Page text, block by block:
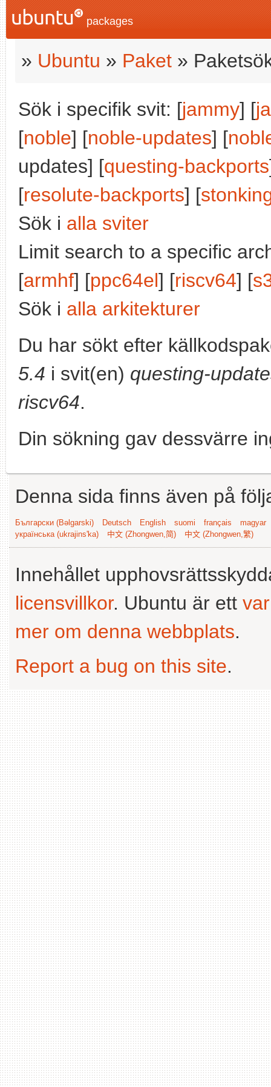
packages
» Ubuntu » Paket »
Sök i specifik svit: [jammy] [
[noble] [noble-updates] [
updates] [questing-backports
[resolute-backports] [
Sök i alla sviter
Limit search to a specific
[armhf] [ppc64el] [riscv64] [
Sök i alla arkitekturer
Du har sökt efter
5.4 i svit(en) questing-
riscv64.
Din sökning gav dessvärre
Denna sida finns även på
Български (Bəlgarski) Deutsch English suomi français
magyar
українська (ukrajins'ka)
中文 (Zhongwen,简) 中文 (Zhongwen,繁)
Innehållet
licensvillkor. Ubuntu är ett
mer om denna webbplats.
Report a bug on this site.